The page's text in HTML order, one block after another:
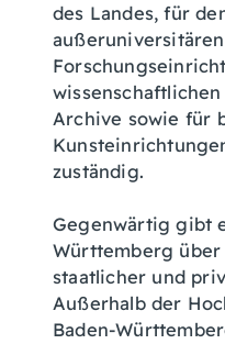
des Landes, für
außeruniversitären
Archive sowie für
zuständig.
Gegenwärtig gibt
Württemberg über
staatlicher und
Außerhalb der
Baden-